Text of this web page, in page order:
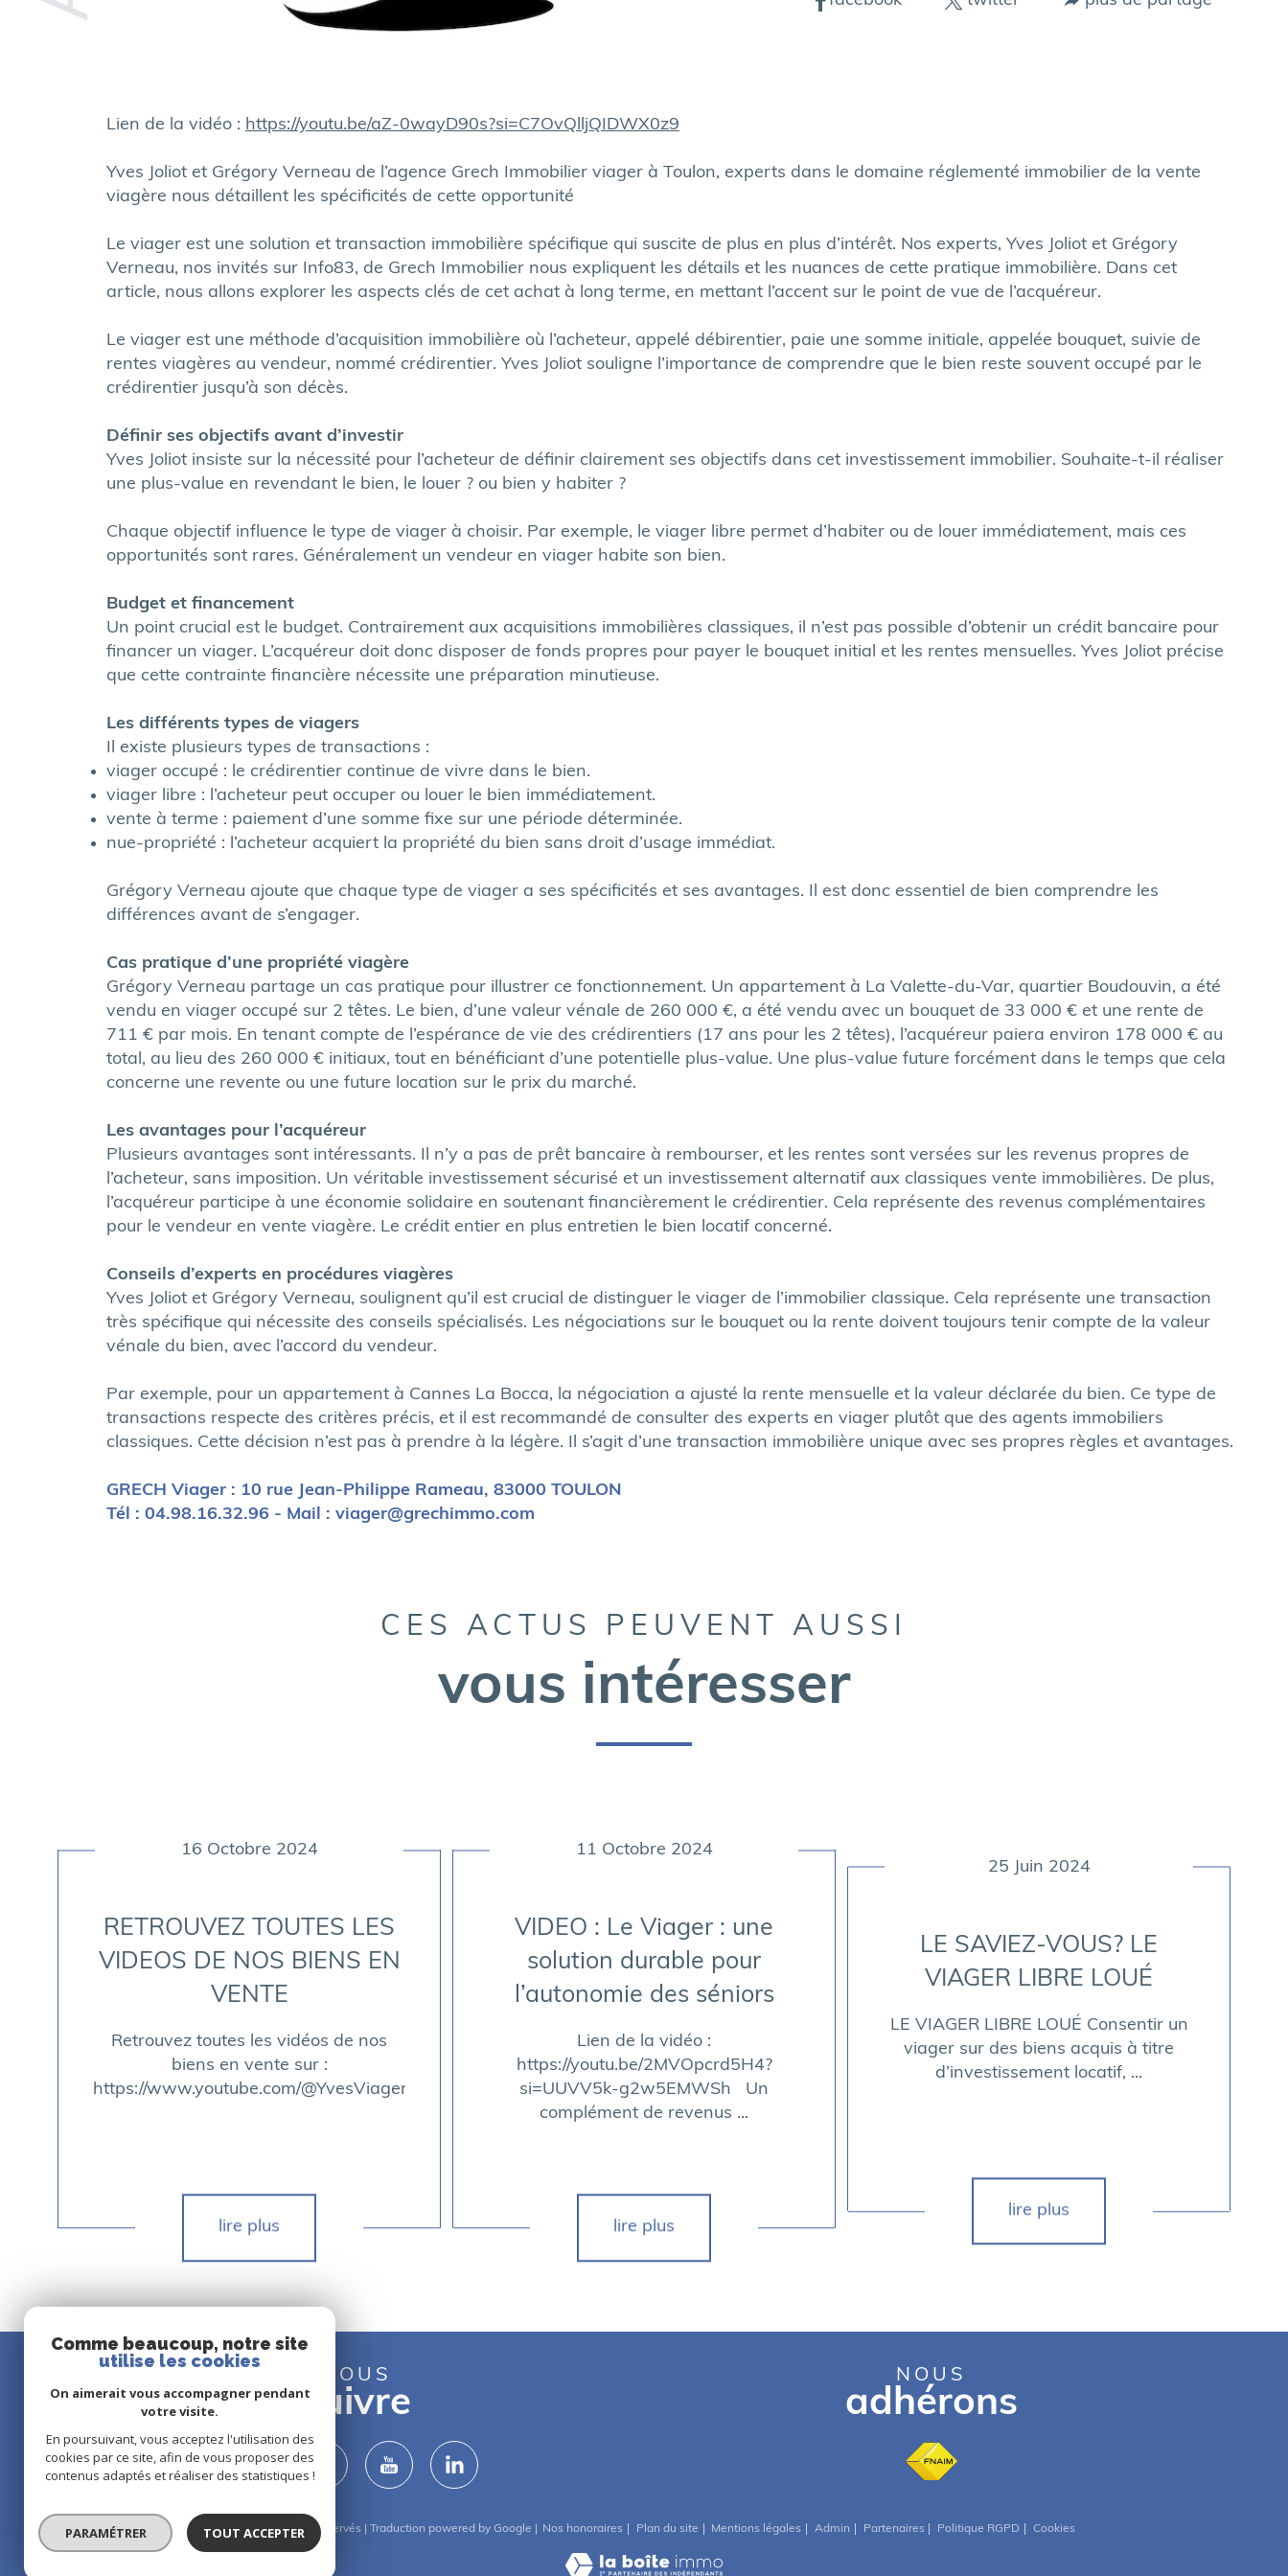
Lien de la vidéo : https://youtu.be/aZ-0wayD90s?si=C7OvQlljQIDWX0z9
Yves Joliot et Grégory Verneau de l’agence Grech Immobilier viager à Toulon, experts dans le domaine réglementé immobilier de la vente
viagère nous détaillent les spécificités de cette opportunité
Le viager est une solution et transaction immobilière spécifique qui suscite de plus en plus d’intérêt. Nos experts, Yves Joliot et Grégory
Verneau, nos invités sur Info83, de Grech Immobilier nous expliquent les détails et les nuances de cette pratique immobilière. Dans cet
article, nous allons explorer les aspects clés de cet achat à long terme, en mettant l’accent sur le point de vue de l’acquéreur.
Le viager est une méthode d’acquisition immobilière où l’acheteur, appelé débirentier, paie une somme initiale, appelée bouquet, suivie de
rentes viagères au vendeur, nommé crédirentier. Yves Joliot souligne l’importance de comprendre que le bien reste souvent occupé par le
crédirentier jusqu’à son décès.
Définir ses objectifs avant d’investir
Yves Joliot insiste sur la nécessité pour l’acheteur de définir clairement ses objectifs dans cet investissement immobilier. Souhaite-t-il réaliser
une plus-value en revendant le bien, le louer ? ou bien y habiter ?
Chaque objectif influence le type de viager à choisir. Par exemple, le viager libre permet d’habiter ou de louer immédiatement, mais ces
opportunités sont rares. Généralement un vendeur en viager habite son bien.
Budget et financement
Un point crucial est le budget. Contrairement aux acquisitions immobilières classiques, il n’est pas possible d’obtenir un crédit bancaire pour
financer un viager. L’acquéreur doit donc disposer de fonds propres pour payer le bouquet initial et les rentes mensuelles. Yves Joliot précise
que cette contrainte financière nécessite une préparation minutieuse.
Les différents types de viagers
Il existe plusieurs types de transactions :
viager occupé : le crédirentier continue de vivre dans le bien.
viager libre : l’acheteur peut occuper ou louer le bien immédiatement.
vente à terme : paiement d’une somme fixe sur une période déterminée.
nue-propriété : l’acheteur acquiert la propriété du bien sans droit d’usage immédiat.
Grégory Verneau ajoute que chaque type de viager a ses spécificités et ses avantages. Il est donc essentiel de bien comprendre les
différences avant de s’engager.
Cas pratique d’une propriété viagère
Grégory Verneau partage un cas pratique pour illustrer ce fonctionnement. Un appartement à La Valette-du-Var, quartier Boudouvin, a été
vendu en viager occupé sur 2 têtes. Le bien, d’une valeur vénale de 260 000 €, a été vendu avec un bouquet de 33 000 € et une rente de
711 € par mois. En tenant compte de l’espérance de vie des crédirentiers (17 ans pour les 2 têtes), l’acquéreur paiera environ 178 000 € au
total, au lieu des 260 000 € initiaux, tout en bénéficiant d’une potentielle plus-value. Une plus-value future forcément dans le temps que cela
concerne une revente ou une future location sur le prix du marché.
Les avantages pour l’acquéreur
Plusieurs avantages sont intéressants. Il n’y a pas de prêt bancaire à rembourser, et les rentes sont versées sur les revenus propres de
l’acheteur, sans imposition. Un véritable investissement sécurisé et un investissement alternatif aux classiques vente immobilières. De plus,
l’acquéreur participe à une économie solidaire en soutenant financièrement le crédirentier. Cela représente des revenus complémentaires
pour le vendeur en vente viagère. Le crédit entier en plus entretien le bien locatif concerné.
Conseils d’experts en procédures viagères
Yves Joliot et Grégory Verneau, soulignent qu’il est crucial de distinguer le viager de l’immobilier classique. Cela représente une transaction
très spécifique qui nécessite des conseils spécialisés. Les négociations sur le bouquet ou la rente doivent toujours tenir compte de la valeur
vénale du bien, avec l’accord du vendeur.
Par exemple, pour un appartement à Cannes La Bocca, la négociation a ajusté la rente mensuelle et la valeur déclarée du bien. Ce type de
transactions respecte des critères précis, et il est recommandé de consulter des experts en viager plutôt que des agents immobiliers
classiques. Cette décision n’est pas à prendre à la légère. Il s’agit d’une transaction immobilière unique avec ses propres règles et avantages.
GRECH Viager : 10 rue Jean-Philippe Rameau, 83000 TOULON
Tél : 04.98.16.32.96 - Mail : viager@grechimmo.com
CES ACTUS PEUVENT AUSSI
vous intéresser
16 Octobre 2024
RETROUVEZ TOUTES LES
VIDEOS DE NOS BIENS EN
VENTE
Retrouvez toutes les vidéos de nos
biens en vente sur :
https://www.youtube.com/@YvesViager/videos
lire plus
11 Octobre 2024
VIDEO : Le Viager : une
solution durable pour
l’autonomie des séniors
Lien de la vidéo :
https://youtu.be/2MVOpcrd5H4?
si=UUVV5k-g2w5EMWSh Un
complément de revenus ...
lire plus
25 Juin 2024
LE SAVIEZ-VOUS? LE
VIAGER LIBRE LOUÉ
LE VIAGER LIBRE LOUÉ Consentir un
viager sur des biens acquis à titre
d’investissement locatif, ...
lire plus
NOUS
suivre
NOUS
adhérons
© 2026 | Tous droits réservés | Traduction powered by Google | Nos honoraires Plan du site Mentions légales Admin Partenaires Politique RGPD Cookies
Comme beaucoup, notre site
utilise les cookies
On aimerait vous accompagner pendant
votre visite.
En poursuivant, vous acceptez l'utilisation des
cookies par ce site, afin de vous proposer des
contenus adaptés et réaliser des statistiques !
PARAMÉTRER TOUT ACCEPTER